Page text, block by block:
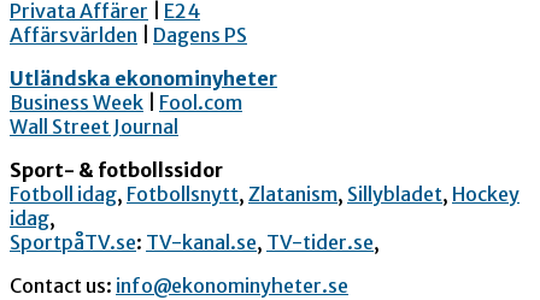
Privata Affärer
E24
Affärsvärlden
Dagens PS
Utländska ekonominyheter
Business Week
Fool.com
Wall Street Journal
Sport- & fotbollssidor
Fotboll idag, Fotbollsnytt, Zlatanism, Sillybladet, Hockey
idag,
SportpåTV.se: TV-kanal.se, TV-tider.se,
Contact us: info@ekonominyheter.se